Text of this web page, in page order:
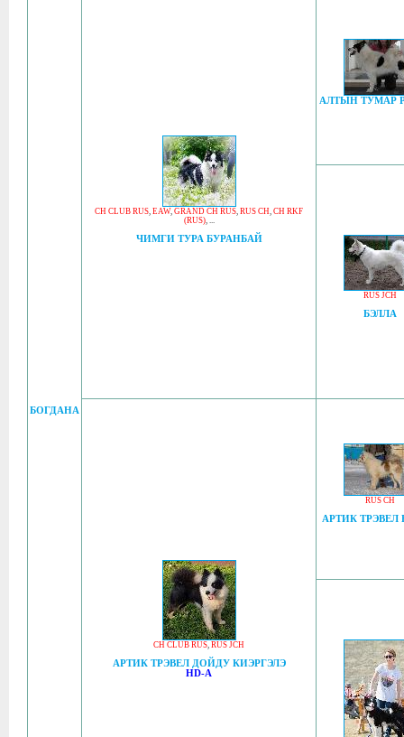
БОГДАНА
CH CLUB RUS, EAW, GRAND CH RUS, RUS CH, CH RKF
(RUS), ...
ЧИМГИ ТУРА БУРАНБАЙ
АЛТЫН ТУМАР
RUS JCH
БЭЛЛА
CH CLUB RUS, RUS JCH
АРТИК ТРЭВЕЛ ДОЙДУ КИЭРГЭЛЭ
HD-A
RUS CH
АРТИК ТРЭВЕЛ